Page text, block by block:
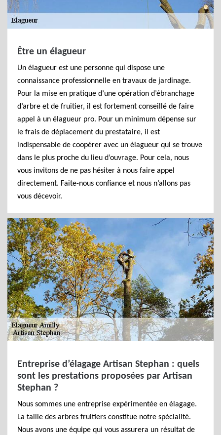
Être un élagueur
Un élagueur est une personne qui dispose une
connaissance professionnelle en travaux de jardinage.
Pour la mise en pratique d’une opération d’ébranchage
d’arbre et de fruitier, il est fortement conseillé de faire
appel à un élagueur pro. Pour un minimum dépense sur
le frais de déplacement du prestataire, il est
indispensable de coopérer avec un élagueur qui se trouve
dans le plus proche du lieu d’ouvrage. Pour cela, nous
vous invitons de ne pas hésiter à nous faire appel
directement. Faite-nous confiance et nous n’allons pas
vous décevoir.
Entreprise d’élagage Artisan Stephan : quels
sont les prestations proposées par Artisan
Stephan ?
Nous sommes une entreprise expérimentée en élagage.
La taille des arbres fruitiers constitue notre spécialité.
Nous avons une équipe qui vous assurera un résultat de